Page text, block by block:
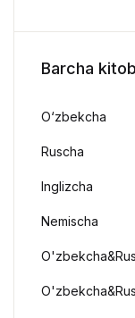
Barcha
O‘zbekcha
Ruscha
Inglizcha
Nemischa